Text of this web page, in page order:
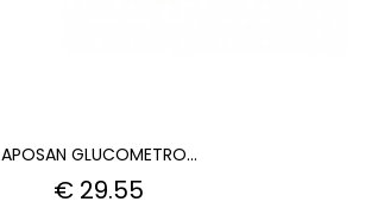
APOSAN GLUCOMETRO...
€ 29.55